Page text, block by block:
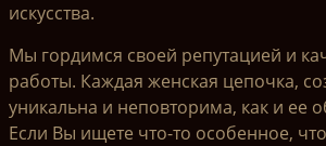
искусства.
Мы гордимся своей репутацией и
работы. Каждая женская цепочка,
уникальна и неповторима, как и ее
Если Вы ищете что-то особенное,